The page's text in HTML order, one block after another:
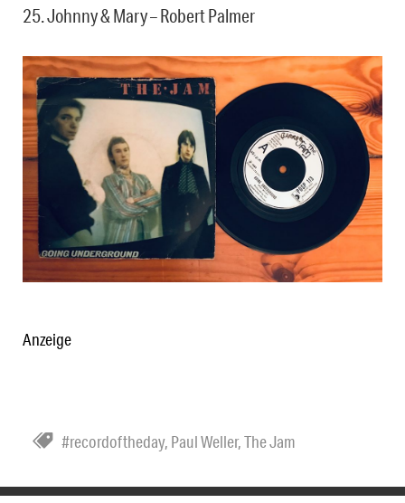
25. Johnny & Mary – Robert Palmer
Anzeige
#recordoftheday, Paul Weller,The Jam